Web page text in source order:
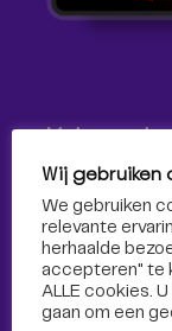
Volg ons!
Volg Omroep
media!
Wij gebruiken
We gebruiken
relevante
herhaalde
accepteren" te
ALLE cookies.
gaan om een